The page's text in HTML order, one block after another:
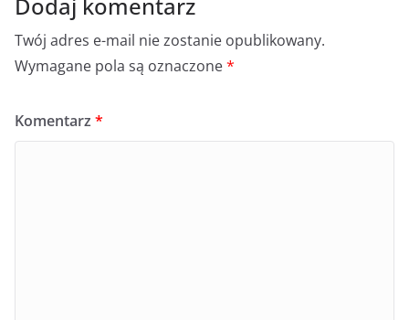
Dodaj komentarz
Twój adres e-mail nie zostanie opublikowany.
Wymagane pola są oznaczone*
Komentarz *